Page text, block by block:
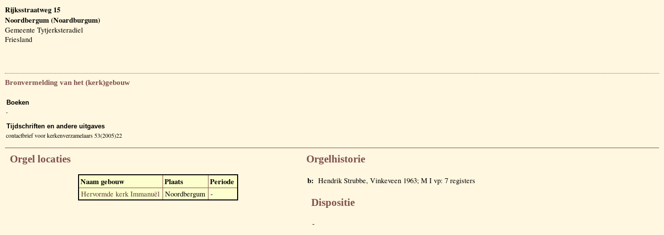
Rijksstraatweg 15
Noordbergum (Noardburgum)
Gemeente Tytjerksteradiel
Friesland
Bronvermelding van het (kerk)gebouw
Boeken
-
Tijdschriften en andere uitgaves
contactbrief voor kerkenverzamelaars 53(2005)22
Orgel locaties
Naam gebouw Plaats Periode
Hervormde kerk Immanuël Noordbergum -
Orgelhistorie
b: Hendrik Strubbe, Vinkeveen 1963; M I vp: 7 registers
Dispositie
-